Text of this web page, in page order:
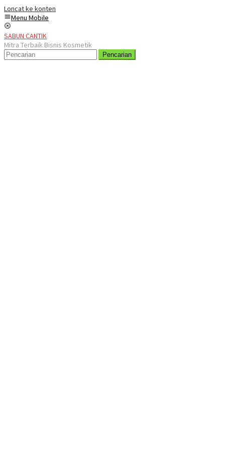
Loncat ke konten
Menu Mobile
SABUN CANTIK
Mitra Terbaik Bisnis Kosmetik
Pencarian